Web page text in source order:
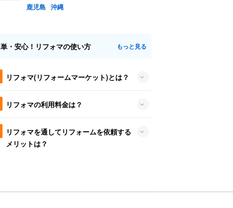
鹿児島 沖縄
・安心！リフォマの使い方 もっと見る
リフォマ(リフォームマーケット)とは？
リフォマの利用料金は？
リフォマを通してリフォームを依頼する
メリットは？